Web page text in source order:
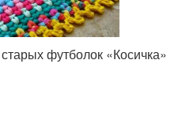
футболок «Косичка»